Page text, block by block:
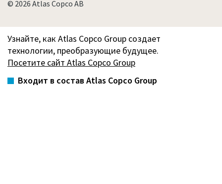
© 2026 Atlas Copco AB
Узнайте, как Atlas Copco Group создает
технологии, преобразующие будущее.
Посетите сайт Atlas Copco Group
Входит в состав Atlas Copco Group